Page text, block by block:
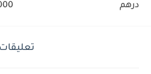
درهم
2000
تعليقات